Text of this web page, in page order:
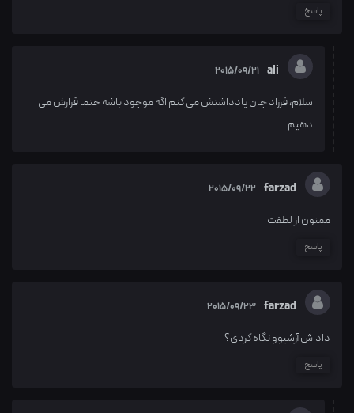
پاسخ
ali
2015/09/21
سلام، فرزاد جان یادداشتش می کنم اگه موجود باشه حتما قرارش می
دهیم
farzad
2015/09/22
ممنون از لطفت
پاسخ
farzad
2015/09/23
داداش آرشیوو نگاه کردی؟
پاسخ